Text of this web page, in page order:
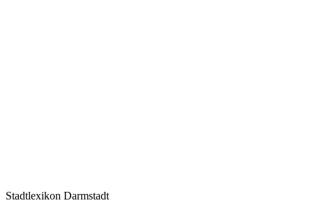
Stadtlexikon Darmstadt